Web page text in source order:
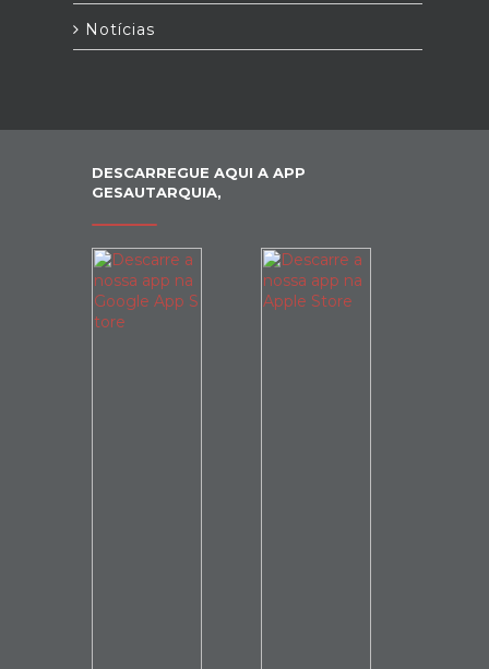
Notícias
DESCARREGUE AQUI A APP
GESAUTARQUIA,